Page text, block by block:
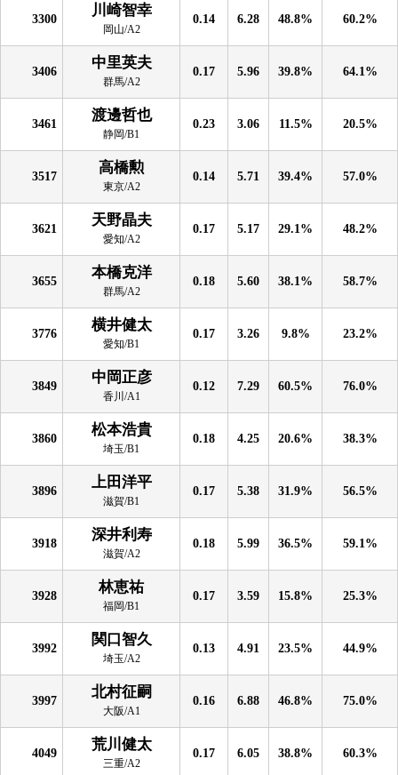
3300 川崎智幸
岡山/A2
0.14 6.28 48.8% 60.2%
3406 中里英夫
群馬/A2
0.17 5.96 39.8% 64.1%
3461 渡邊哲也
静岡/B1
0.23 3.06 11.5% 20.5%
3517 高橋勲
東京/A2
0.14 5.71 39.4% 57.0%
3621 天野晶夫
愛知/A2
0.17 5.17 29.1% 48.2%
3655 本橋克洋
群馬/A2
0.18 5.60 38.1% 58.7%
3776 横井健太
愛知/B1
0.17 3.26 9.8% 23.2%
3849 中岡正彦
香川/A1
0.12 7.29 60.5% 76.0%
3860 松本浩貴
埼玉/B1
0.18 4.25 20.6% 38.3%
3896 上田洋平
滋賀/B1
0.17 5.38 31.9% 56.5%
3918 深井利寿
滋賀/A2
0.18 5.99 36.5% 59.1%
3928 林恵祐
福岡/B1
0.17 3.59 15.8% 25.3%
3992 関口智久
埼玉/A2
0.13 4.91 23.5% 44.9%
3997 北村征嗣
大阪/A1
0.16 6.88 46.8% 75.0%
4049 荒川健太
三重/A2
0.17 6.05 38.8% 60.3%